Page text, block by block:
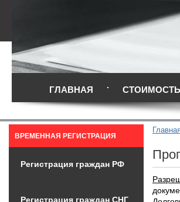
ГЛАВНАЯ
ВРЕМЕННАЯ РЕГИСТРАЦИЯ
Регистрация граждан РФ
Регистрация граждан СНГ